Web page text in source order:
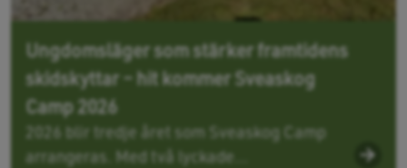
Ungdomsläger som stärker framtidens
skidskyttar – hit kommer Sveaskog
Camp 2026
2026 blir tredje året som Sveaskog Camp
arrangeras. Med två lyckade...